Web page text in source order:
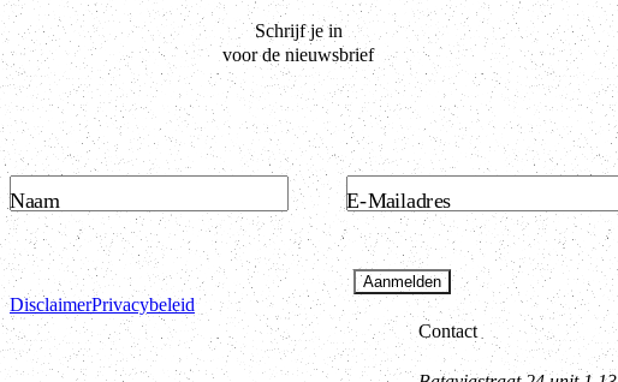
Schrijf je in
voor de nieuwsbrief
Naam E-Mailadres
Aanmelden
DisclaimerPrivacybeleid
Contact